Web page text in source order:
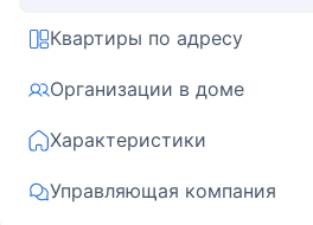
Квартиры по адресу
Организации в доме
Характеристики
Управляющая компания